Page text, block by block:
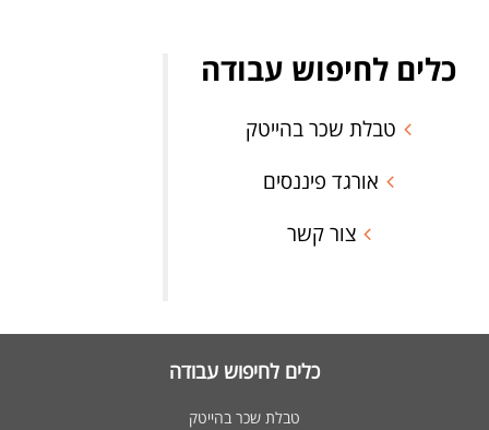
כלים לחיפוש עבודה
טבלת שכר בהייטק
אורגד פיננסים
צור קשר
כלים לחיפוש עבודה
טבלת שכר בהייטק